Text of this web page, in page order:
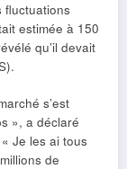
fluctuations
estimée à 150
qu’il devait
s’est
», a déclaré
Je les ai tous
de